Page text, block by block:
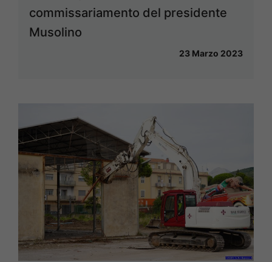
commissariamento del presidente
Musolino
23 Marzo 2023